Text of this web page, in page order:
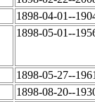
1898-04-01--
1898-05-01--
1898-05-27--
1898-08-20--